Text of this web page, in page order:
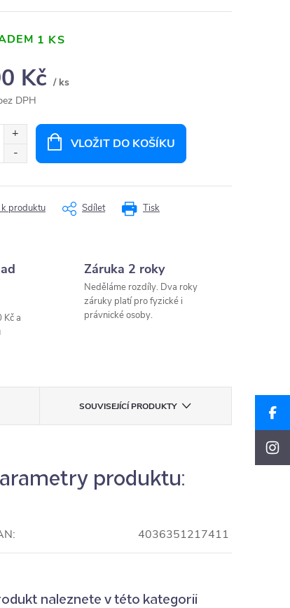
1 KS
Kč / ks
DPH
VLOŽIT DO KOŠÍKU
Tisk
produktu Sdílet
Kč a
Záruka 2 roky
Neděláme rozdíly. Dva roky
záruky platí pro fyzické i
právnické osoby.
SOUVISEJÍCÍ PRODUKTY
produktu:
4036351217411
naleznete v této kategorii